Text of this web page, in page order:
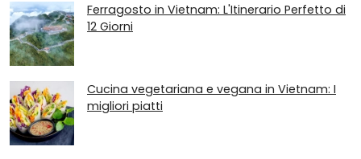
Ferragosto in Vietnam: L'Itinerario Perfetto di
12 Giorni
Cucina vegetariana e vegana in Vietnam: I
migliori piatti